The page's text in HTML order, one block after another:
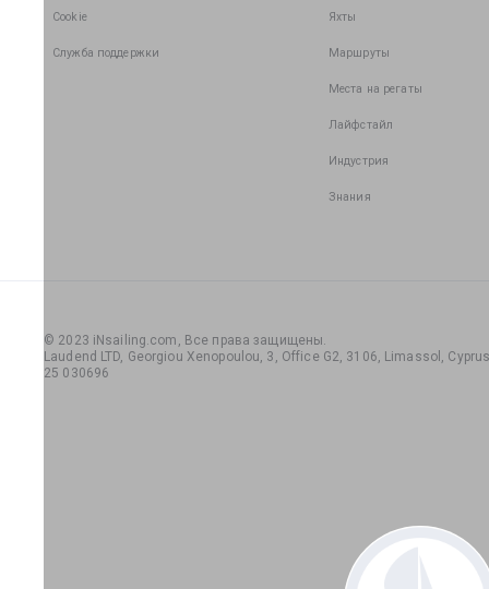
Cookie
Служба поддержки
Яхты
Маршруты
Места на регаты
Лайфстайл
Индустрия
Знания
© 2023 iNsailing.com, Все права защищены.
Laudend LTD, Georgiou Xenopoulou, 3, Office G2, 3106, Limassol,
25 030696